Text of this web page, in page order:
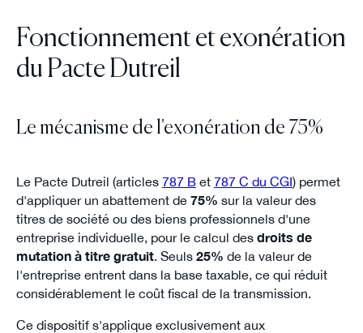
Fonctionnement et exonération
du Pacte Dutreil
Le mécanisme de l'exonération de 75%
Le Pacte Dutreil (articles 787 Bet 787 C du CGI) permet
d'appliquer un abattement de 75% sur la valeur des
titres de société ou des biens professionnels d'une
entreprise individuelle, pour le calcul des droits de
mutation à titre gratuit. Seuls 25% de la valeur de
l'entreprise entrent dans la base taxable, ce qui réduit
considérablement le coût fiscal de la transmission.
Ce dispositif s'applique exclusivement aux